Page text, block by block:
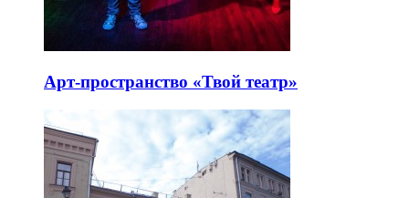
Арт-пространство «Твой театр»